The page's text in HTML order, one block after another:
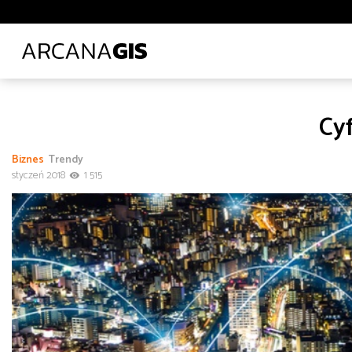
Biblioteki i muzea Ciepłownictwo Energetyka
Leśnictwo
Logistyka
Polecane tematy
od do
Infrastruktura i telekomunikacja
Biznes Trendy
styczeń 2018
1 515